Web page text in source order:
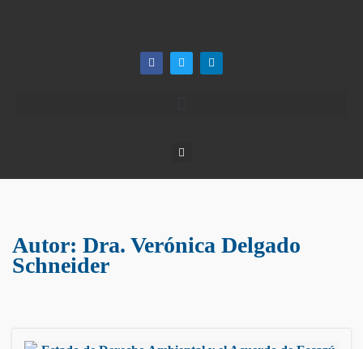
Autor: Dra. Verónica Delgado
Schneider